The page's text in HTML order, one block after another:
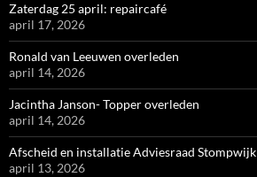
Zaterdag 25 april: repaircafé
april 17, 2026
Ronald van Leeuwen overleden
april 14, 2026
Jacintha Janson- Topper overleden
april 14, 2026
Afscheid en installatie Adviesraad Stompwijk
april 13, 2026